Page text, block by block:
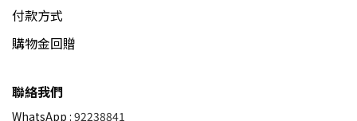
付款方式
購物金回贈
聯絡我們
WhatsApp : 92238841